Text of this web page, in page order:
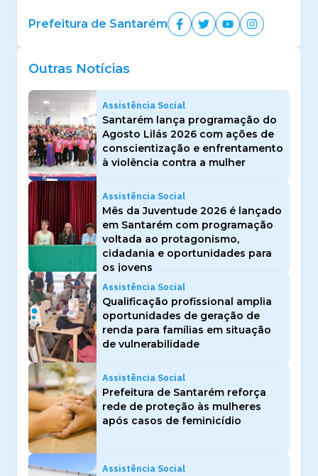
Prefeitura de Santarém
Outras Notícias
Assistência Social
Santarém lança programação do
Agosto Lilás 2026 com ações de
conscientização e enfrentamento
à violência contra a mulher
Assistência Social
Mês da Juventude 2026 é lançado
em Santarém com programação
voltada ao protagonismo,
cidadania e oportunidades para
os jovens
Assistência Social
Qualificação profissional amplia
oportunidades de geração de
renda para famílias em situação
de vulnerabilidade
Assistência Social
Prefeitura de Santarém reforça
rede de proteção às mulheres
após casos de feminicídio
Assistência Social